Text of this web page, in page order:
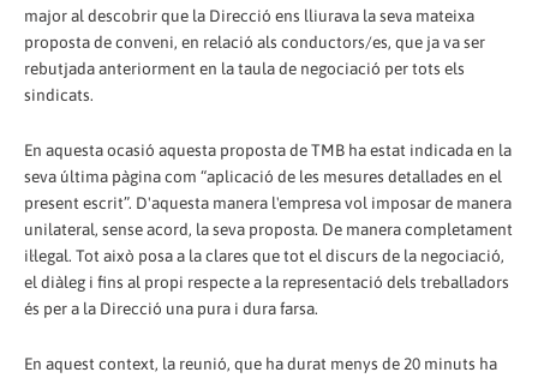
major al descobrir que la Direcció ens lliurava la seva mateixa
proposta de conveni, en relació als conductors/es, que ja va ser
rebutjada anteriorment en la taula de negociació per tots els
sindicats.
En aquesta ocasió aquesta proposta de TMB ha estat indicada en la
seva última pàgina com “aplicació de les mesures detallades en el
present escrit”. D'aquesta manera l'empresa vol imposar de manera
unilateral, sense acord, la seva proposta. De manera completament
il·legal. Tot això posa a la clares que tot el discurs de la negociació,
el diàleg i fins al propi respecte a la representació dels treballadors
és per a la Direcció una pura i dura farsa.
En aquest context, la reunió, que ha durat menys de 20 minuts ha